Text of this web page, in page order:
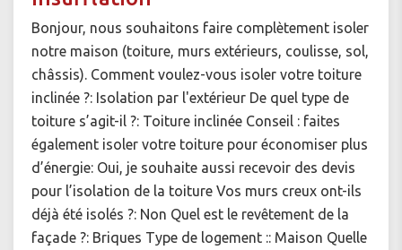
Bonjour, nous souhaitons faire complètement isoler
notre maison (toiture, murs extérieurs, coulisse, sol,
châssis). Comment voulez-vous isoler votre toiture
inclinée ?: Isolation par l'extérieur De quel type de
toiture s’agit-il ?: Toiture inclinée Conseil : faites
également isoler votre toiture pour économiser plus
d’énergie: Oui, je souhaite aussi recevoir des devis
pour l’isolation de la toiture Vos murs creux ont-ils
déjà été isolés ?: Non Quel est le revêtement de la
façade ?: Briques Type de logement :: Maison Quelle